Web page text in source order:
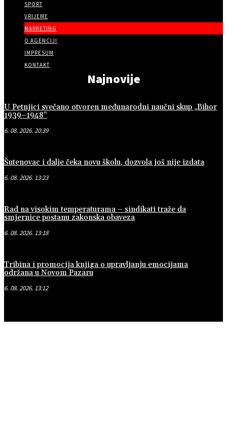
SPORT
VRIJEME
MARKETING
O AGENCIJI
IMPRESUM
KONTAKT
Najnovije
U Petnjici svečano otvoren međunarodni naučni skup „Bihor
1939–1948“
6. 08. 2026. 20:39
Šutenovac i dalje čeka novu školu, dozvola još nije izdata
6. 08. 2026. 13:23
Rad na visokim temperaturama – sindikati traže da
smjernice postanu zakonska obaveza
6. 08. 2026. 13:18
Tribina i promocija knjiga o upravljanju emocijama
održana u Novom Pazaru
6. 08. 2026. 13:12